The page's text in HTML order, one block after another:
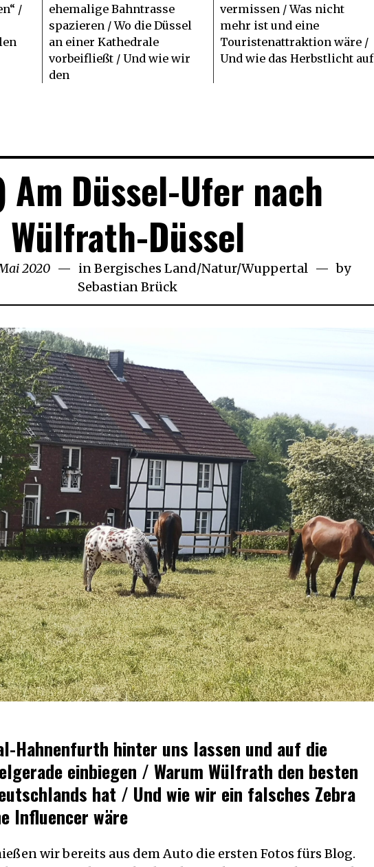
/
ehemalige Bahntrasse
spazieren / Wo die Düssel
an einer Kathedrale
vorbeifließt / Und wie wir
den
vermissen / Was nicht
mehr ist und eine
Touristenattraktion wäre /
Und wie das Herbstlicht auf
Am Düssel-Ufer nach
Wülfrath-Düssel
202026.
August
2020
inBergisches Land/Natur/Wuppertal
by
Sebastian Brück
Hahnenfurth hinter uns lassen und auf die
einbiegen / Warum Wülfrath den besten
hat / Und wie wir ein falsches Zebra
Influencer wäre
wir bereits aus dem Auto die ersten Fotos fürs Blog.